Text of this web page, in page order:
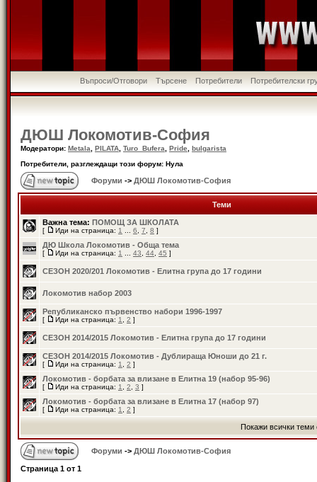
Въпроси/Отговори Търсене Потребители Потребителски
ДЮШ Локомотив-София
Модератори: Metala PILATA Turo_Bufera Pride
bulgarista
Потребители, разглеждащи този форум: Нула
Форуми -> ДЮШ Локомотив-София
Теми
Важна тема: ПОМОЩ ЗА ШКОЛАТА
[ Иди на страница: 1 6 7 8 ]
ДЮ Школа Локомотив - Обща тема
[ Иди на страница: 1 43 44 45 ]
СЕЗОН 2020/201 Локомотив - Елитна група до 17 години
Локомотив набор 2003
Републиканско първенство набори 1996-1997
[ Иди на страница: 1 2 ]
СЕЗОН 2014/2015 Локомотив - Елитна група до 17 години
СЕЗОН 2014/2015 Локомотив - Дублираща Юноши до 21 г.
[ Иди на страница: 1 2 ]
Локомотив - борбата за влизане в Елитна 19 (набор 95-96)
[ Иди на страница: 1 2 3 ]
Локомотив - борбата за влизане в Елитна 17 (набор 97)
[ Иди на страница: 1 2 ]
Покажи всички теми
Форуми -> ДЮШ Локомотив-София
Страница 1 от 1